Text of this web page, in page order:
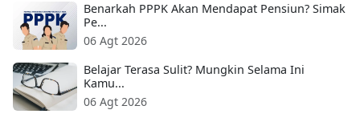
Benarkah PPPK Akan Mendapat Pensiun? Simak
Pe...
06 Agt 2026
Belajar Terasa Sulit? Mungkin Selama Ini
Kamu...
06 Agt 2026